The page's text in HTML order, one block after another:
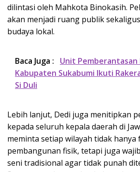
dilintasi oleh Mahkota Binokasih.
akan menjadi ruang publik
budaya lokal.
Baca Juga :
Unit Pemberantasan
Kabupaten Sukabumi Ikuti
Si Duli
Lebih lanjut, Dedi juga menitipkan
kepada seluruh kepala daerah di
meminta setiap wilayah tidak hanya
pembangunan fisik, tetapi juga
seni tradisional agar tidak punah